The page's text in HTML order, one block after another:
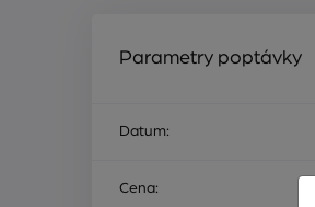
Parametry poptávky
Datum:
Cena: